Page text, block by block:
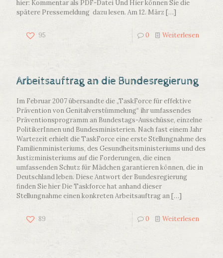
hier: Kommentar als PDF-Datei Und Hier können Sie die
spätere Pressemeldung dazu lesen. Am 12. März […]
95 0 Weiterlesen
Arbeitsauftrag an die Bundesregierung
Im Februar 2007 übersandte die „TaskForce für effektive
Prävention von Genitalverstümmelung“ ihr umfassendes
Präventionsprogramm an Bundestags-Ausschüsse, einzelne
PolitikerInnen und Bundesministerien. Nach fast einem Jahr
Wartezeit erhielt die TaskForce eine erste Stellungnahme des
Familienministeriums, des Gesundheitsministeriums und des
Justizministeriums auf die Forderungen, die einen
umfassenden Schutz für Mädchen garantieren können, die in
Deutschland leben. Diese Antwort der Bundesregierung
finden Sie hier Die Taskforce hat anhand dieser
Stellungnahme einen konkreten Arbeitsauftrag an[…]
89 0 Weiterlesen